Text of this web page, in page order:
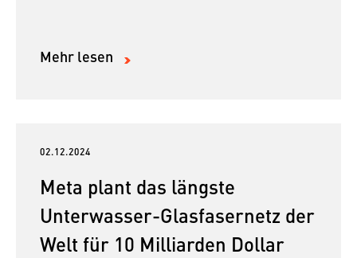
Mehr lesen
02.12.2024
Meta plant das längste
Unterwasser-Glasfasernetz der
Welt für 10 Milliarden Dollar